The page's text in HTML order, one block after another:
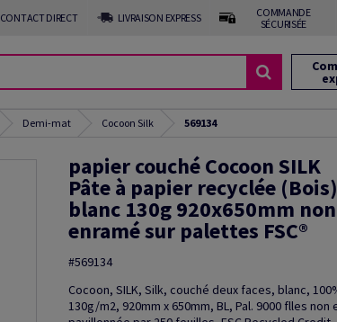
CONTACT DIRECT LIVRAISON EXPRESS
COMMANDE
SÉCURISÉE
Demi-mat Cocoon Silk 569134
papier couché Cocoon SILK
Pâte à papier recyclée (Bois)
blanc 130g 920x650mm non
enramé sur palettes FSC®
#569134
Cocoon, SILK, Silk, couché deux faces, blanc,
130g/m2, 920mm x 650mm, BL, Pal. 9000 flles non